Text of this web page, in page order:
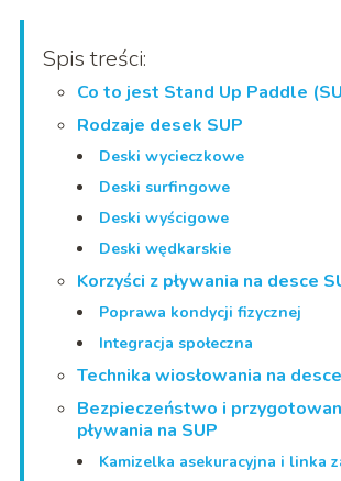
Spis treści:
Co to jest Stand Up Paddle
Rodzaje desek SUP
Deski wycieczkowe
Deski surfingowe
Deski wyścigowe
Deski wędkarskie
Korzyści z pływania na desce
Poprawa kondycji fizycznej
Integracja społeczna
Technika wiosłowania na
Bezpieczeństwo i
pływania na SUP
Kamizelka asekuracyjna i linka